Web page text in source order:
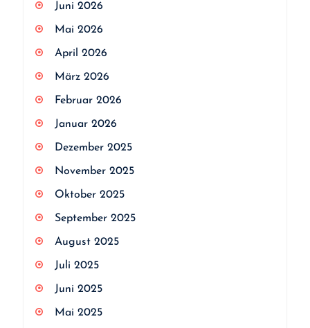
Juni 2026
Mai 2026
April 2026
März 2026
Februar 2026
Januar 2026
Dezember 2025
November 2025
Oktober 2025
September 2025
August 2025
Juli 2025
Juni 2025
Mai 2025